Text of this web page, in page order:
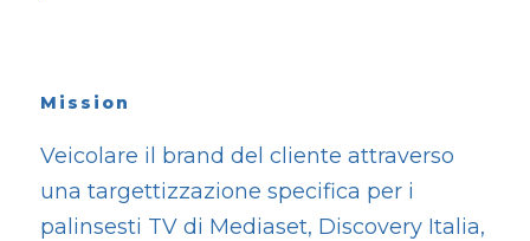
Mission
Veicolare il brand del cliente attraverso
una targettizzazione specifica per i
palinsesti TV di Mediaset, Discovery Italia,